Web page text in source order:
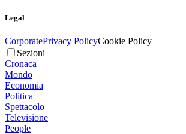
Legal
CorporatePrivacy PolicyCookie Policy
Sezioni
Cronaca
Mondo
Economia
Politica
Spettacolo
Televisione
People